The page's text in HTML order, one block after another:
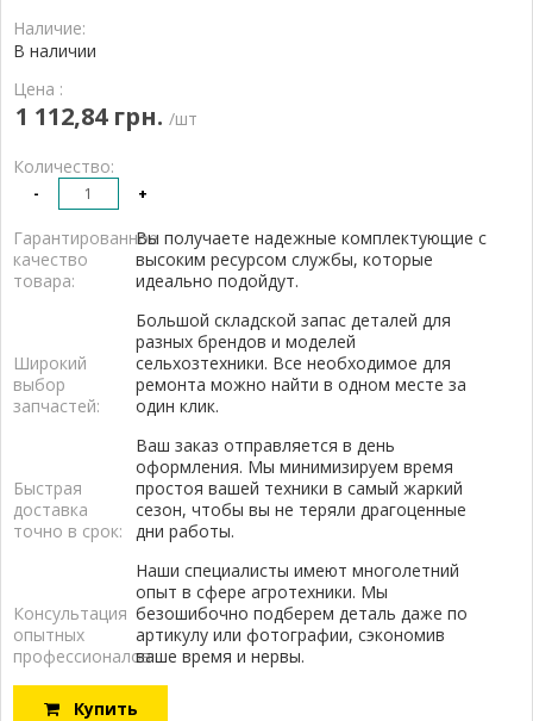
Наличие:
В наличии
Цена :
1 112,84 грн. /шт
Количество:
- +
Гарантированное
качество
товара:
Вы получаете надежные комплектующие с
высоким ресурсом службы, которые
идеально подойдут.
Широкий
выбор
запчастей:
Большой складской запас деталей для
разных брендов и моделей
сельхозтехники. Все необходимое для
ремонта можно найти в одном месте за
один клик.
Быстрая
доставка
точно в срок:
Ваш заказ отправляется в день
оформления. Мы минимизируем время
простоя вашей техники в самый жаркий
сезон, чтобы вы не теряли драгоценные
дни работы.
Консультация
опытных
профессионалов:
Наши специалисты имеют многолетний
опыт в сфере агротехники. Мы
безошибочно подберем деталь даже по
артикулу или фотографии, сэкономив
ваше время и нервы.
Купить